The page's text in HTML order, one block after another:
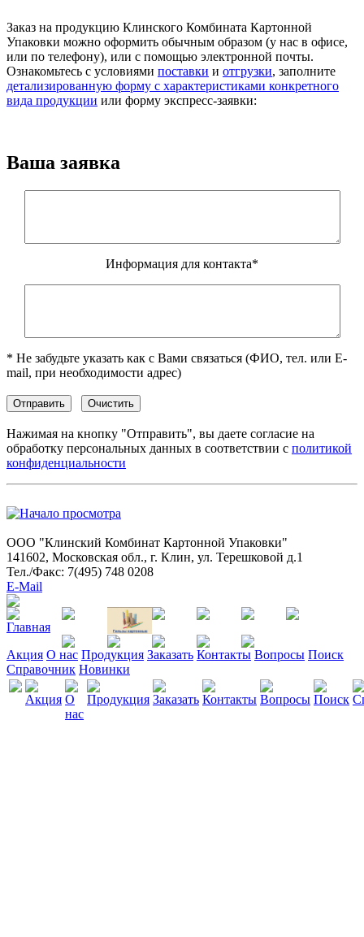
Заказ на продукцию Клинского Комбината Картонной
Упаковки можно оформить обычным образом (у нас в офисе,
или по телефону), или с помощью электронной почты.
Ознакомьтесь с условиями поставки и отгрузки, заполните
детализированную форму с характеристиками конкретного
вида продукции или форму экспресс-заявки:
Ваша заявка
Информация для контакта*
* Не забудьте указать как с Вами связаться (ФИО, тел. или E-
mail, при необходимости адрес)
Нажимая на кнопку "Отправить", вы даете согласие на
обработку персональных данных в соответствии с политикой
конфиденциальности
ООО "Клинский Комбинат Картонной Упаковки"
141602, Московская обл., г. Клин, ул. Терешковой д.1
Тел./Факс: 7(495) 748 0208
E-Mail
Акция О нас Продукция Заказать Контакты Вопросы Поиск
Справочник Новинки